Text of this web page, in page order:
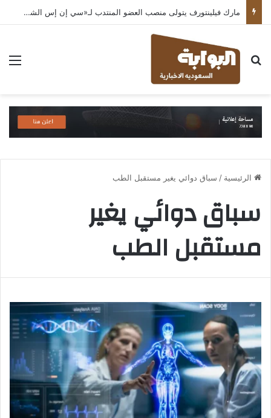
مارك فيلينتورف يتولى منصب العضو المنتدب لـ«سي إن إس الشرق الأوسط» ويشرف على شركات قطاع التكنولوجيا ضمن مجموعة غباش
بحث عن
الرئيسية / سباق دوائي يغير مستقبل الطب
سباق دوائي يغير
مستقبل الطب